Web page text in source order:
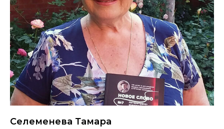
Селеменева Тамара